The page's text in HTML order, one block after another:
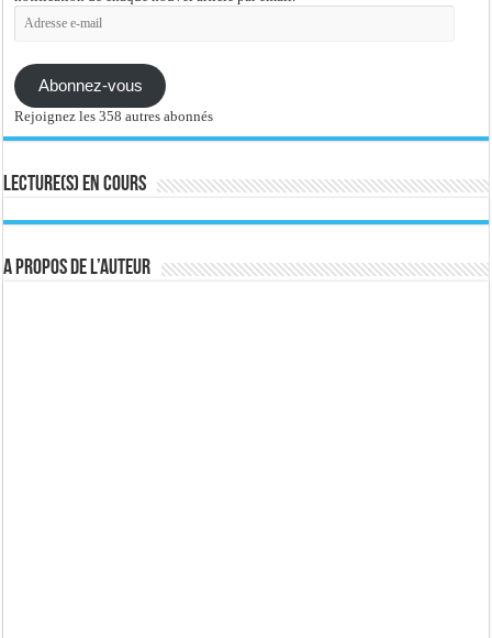
Adresse
e-
Abonnez-vous
Rejoignez les 358 autres abonnés
Lecture(s) en cours
A propos de l’auteur